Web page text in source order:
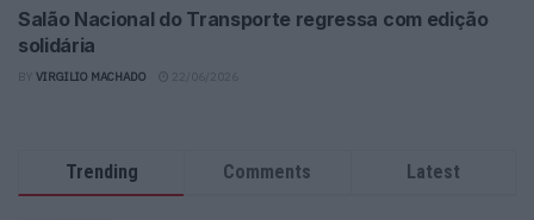
Salão Nacional do Transporte regressa com edição
solidária
VIRGILIO MACHADO
Trending Comments Latest